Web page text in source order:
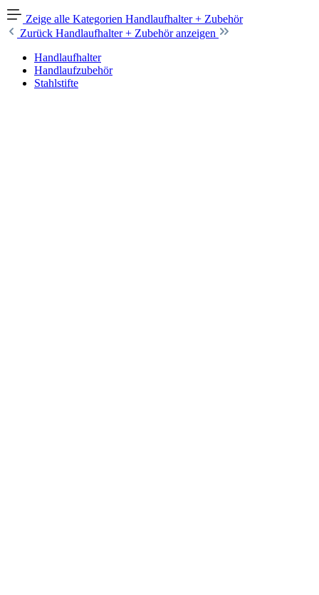
Zeige alle Kategorien Handlaufhalter + Zubehör
Zurück Handlaufhalter + Zubehör anzeigen
Handlaufhalter
Handlaufzubehör
Stahlstifte